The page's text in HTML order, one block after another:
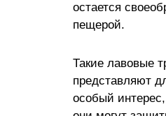
остается
пещерой.
Такие лавовые
представляют
особый